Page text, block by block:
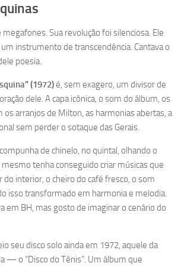
megafones. Sua revolução foi silenciosa. Ele
instrumento de transcendência. Cantava o
poesia.
(1972)é, sem exagero, um divisor de
dele. A capa icônica, o som do álbum, os
os arranjos de Milton, as harmonias abertas, a
sem perder o sotaque das Gerais.
de chinelo, no quintal, olhando o
mesmo tenha conseguido criar músicas que
do interior, o cheiro do café fresco, o som
isso transformado em harmonia e melodia.
em BH, mas gosto de imaginar o cenário do
seu disco solo ainda em 1972, aquele da
— o “Disco do Tênis”. Um álbum que